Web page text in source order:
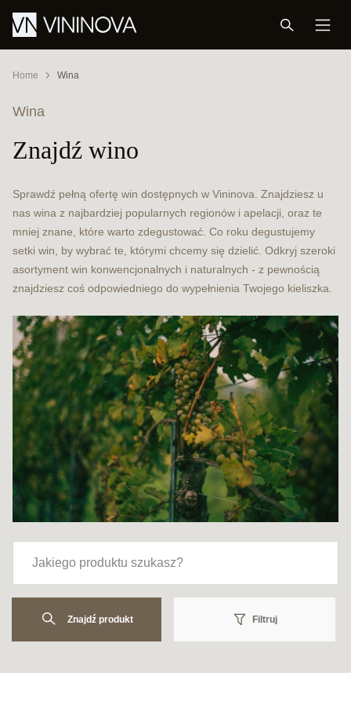
Home Wina
Wina
Znajdź wino
Sprawdź pełną ofertę win dostępnych w Vininova. Znajdziesz u
nas wina z najbardziej popularnych regionów i apelacji, oraz te
mniej znane, które warto zdegustować. Co roku degustujemy
setki win, by wybrać te, którymi chcemy się dzielić. Odkryj szeroki
asortyment win konwencjonalnych i naturalnych - z pewnością
znajdziesz coś odpowiedniego do wypełnienia Twojego kieliszka.
Znajdź produkt Filtruj